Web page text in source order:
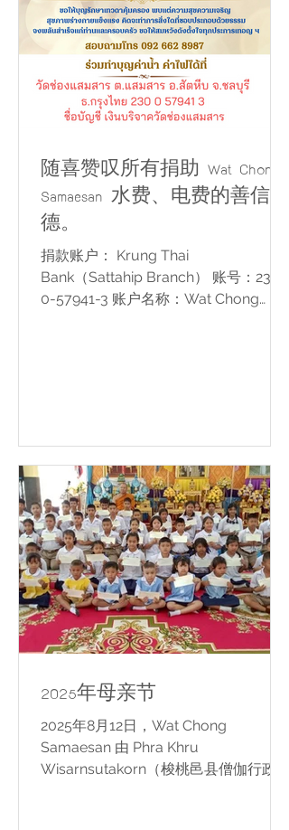
随喜赞叹所有捐助 Wat Chong
Samaesan 水费、电费的善信功
德。
捐款账户： Krung Thai
Bank（Sattahip Branch） 账号：230-
0-57941-3 账户名称：Wat Chong
2025年母亲节
2025年8月12日，Wat Chong
Samaesan 由 Phra Khru
Wisarnsutakorn（梭桃邑县僧伽行政长